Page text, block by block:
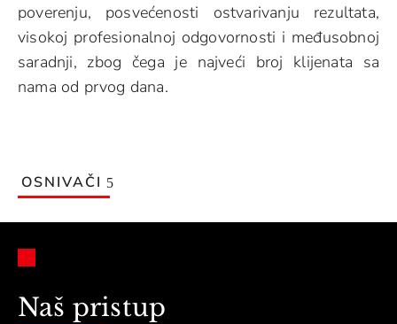
poverenju, posvećenosti ostvarivanju rezultata,
visokoj profesionalnoj odgovornosti i međusobnoj
saradnji, zbog čega je najveći broj klijenata sa
nama od prvog dana.
OSNIVAČI
Naš pristup